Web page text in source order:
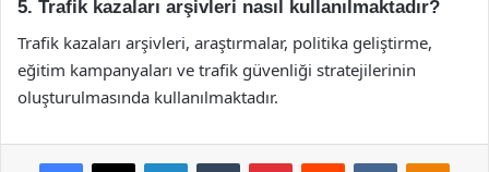
5. Trafik kazaları arşivleri nasıl kullanılmaktadır?
Trafik kazaları arşivleri, araştırmalar, politika geliştirme,
eğitim kampanyaları ve trafik güvenliği stratejilerinin
oluşturulmasında kullanılmaktadır.
Facebook
X LinkedInTumblr PinterestReddit VKontakte